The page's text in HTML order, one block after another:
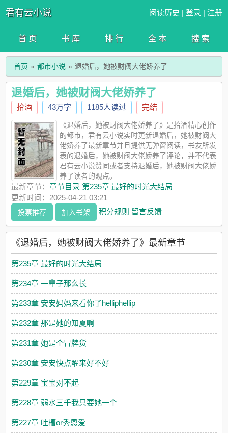
君有云小说 阅读历史 | 登录 | 注册
首 页 书 库 排 行 全 本 搜 索
首页 都市小说 退婚后，她被财阀大佬娇养了
退婚后，她被财阀大佬娇养了
拾酒 43万字 1185人读过 完结
《退婚后，她被财阀大佬娇养了》是拾酒精心创作
的都市，君有云小说实时更新退婚后，她被财阀大
佬娇养了最新章节并且提供无弹窗阅读，书友所发
表的退婚后，她被财阀大佬娇养了评论，并不代表
君有云小说赞同或者支持退婚后，她被财阀大佬娇
养了读者的观点。
最新章节：章节目录 第235章 最好的时光大结局
更新时间：2025-04-21 03:21
投票推荐 加入书架 积分规则 留言反馈
《退婚后，她被财阀大佬娇养了》最新章节
第235章 最好的时光大结局
第234章 一辈子那么长
第233章 安安妈妈来看你了helliphellip
第232章 那是她的知夏啊
第231章 她是个冒牌货
第230章 安安快点醒来好不好
第229章 宝宝对不起
第228章 弱水三千我只要她一个
第227章 吐槽or秀恩爱